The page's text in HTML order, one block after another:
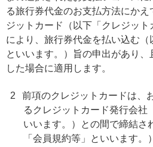
る旅行券代金のお支払方法にか
ジットカード（以下「クレジット
により、旅行券代金を払い込む（
といいます。）旨の申出があり
した場合に適用します。
2
前項のクレジットカードは、
るクレジットカード発行会社
いいます。）との間で締結さ
「会員規約等」といいます